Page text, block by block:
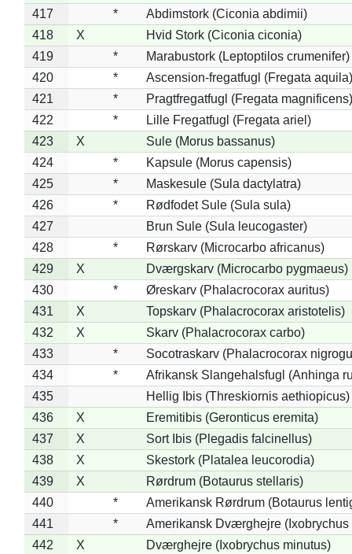
417
*
Abdimstork (Ciconia abdimii)
418
X
Hvid Stork (Ciconia ciconia)
419
*
Marabustork (Leptoptilos crumenifer)
420
*
Ascension-fregatfugl (Fregata aquila)
421
*
Pragtfregatfugl (Fregata magnificens)
422
*
Lille Fregatfugl (Fregata ariel)
423
X
Sule (Morus bassanus)
424
*
Kapsule (Morus capensis)
425
*
Maskesule (Sula dactylatra)
426
*
Rødfodet Sule (Sula sula)
427
Brun Sule (Sula leucogaster)
428
*
Rørskarv (Microcarbo africanus)
429
X
Dværgskarv (Microcarbo pygmaeus)
430
*
Øreskarv (Phalacrocorax auritus)
431
X
Topskarv (Phalacrocorax aristotelis)
432
X
Skarv (Phalacrocorax carbo)
433
*
Socotraskarv (Phalacrocorax
434
*
Afrikansk Slangehalsfugl (Anhinga
435
Hellig Ibis (Threskiornis aethiopicus)
436
X
Eremitibis (Geronticus eremita)
437
X
Sort Ibis (Plegadis falcinellus)
438
X
Skestork (Platalea leucorodia)
439
X
Rørdrum (Botaurus stellaris)
440
*
Amerikansk Rørdrum (Botaurus
441
*
Amerikansk Dværghejre (Ixobrychus
442
X
Dværghejre (Ixobrychus minutus)